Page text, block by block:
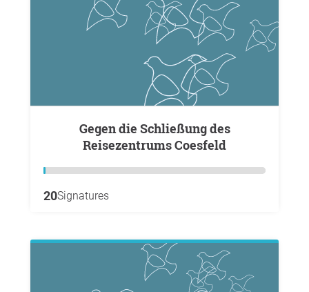
Gegen die Schließung des
Reisezentrums Coesfeld
20Signatures